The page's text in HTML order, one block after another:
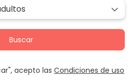
Buscar
acepto las Condiciones de uso